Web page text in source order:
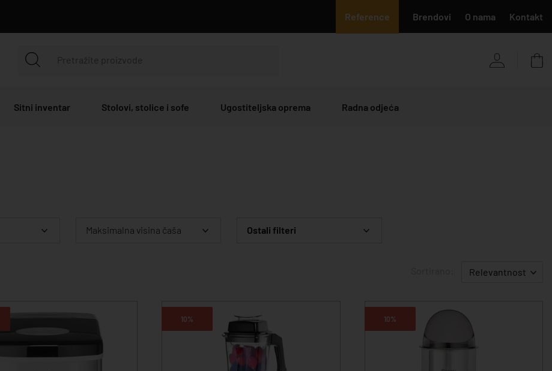
Reference Brendovi O nama Kontakt
Sitni inventar Stolovi, stolice i sofe Ugostiteljska oprema Radna odjeća
Maksimalna visina čaša Ostali filteri
Relevantnost
10% 10%